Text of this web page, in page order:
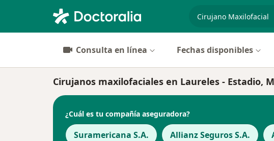
Consulta en línea Fechas disponibles
Cirujanos maxilofaciales en Laureles - Estadio,
¿Cuál es tu compañía aseguradora?
Suramericana S.A. Allianz Seguros S.A.